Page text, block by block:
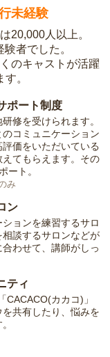
未経験
20,000人以上。
者でした。
のキャストが活躍
。
ポート制度
修を受けられます。
コミュニケーション
価をいただいている
てもらえます。その
ート。
み
ン
ョンを練習するサロ
談するサロンなどが
わせて、講師がしっ
ティ
CACACO(カカコ)」
共有したり、悩みを